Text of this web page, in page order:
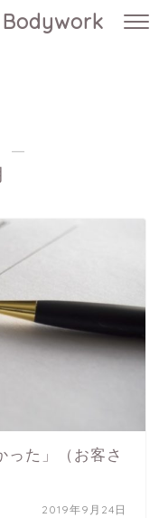
―
った」（お客さ
2019年9月24日